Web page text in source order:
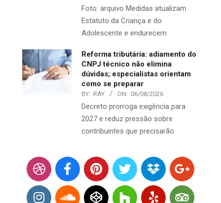
Foto: arquivo Medidas atualizam
Estatuto da Criança e do
Adolescente e endurecem
Reforma tributária: adiamento do
CNPJ técnico não elimina
dúvidas; especialistas orientam
como se preparar
BY: RAY ON: 06/08/2026
Decreto prorroga exigência para
2027 e reduz pressão sobre
contribuintes que precisarão